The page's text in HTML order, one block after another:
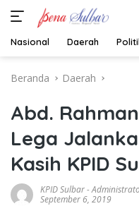
Nasional Daerah
Beranda Daerah
Abd.
Lega
Kasih KPID
KPID Sulbar-
September 6, 2019